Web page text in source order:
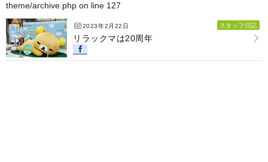
theme/archive.php on line 127
2023年2月22日 スタッフ日記
リラックマは20周年